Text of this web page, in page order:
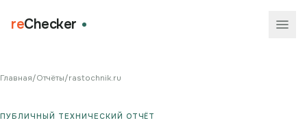
reChecker
Главная/Отчёты/rastochnik.ru
ПУБЛИЧНЫЙ ТЕХНИЧЕСКИЙ ОТЧЁТ